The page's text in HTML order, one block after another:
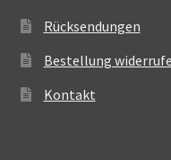
Rücksendungen
Bestellung
Kontakt